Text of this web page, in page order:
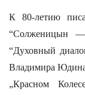
К 80-летию
“Солженицын —
“Духовный
Владимира Юдина
„Красном